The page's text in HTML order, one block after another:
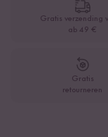
Gratis verzending
ab 49 €
Gratis
retourneren